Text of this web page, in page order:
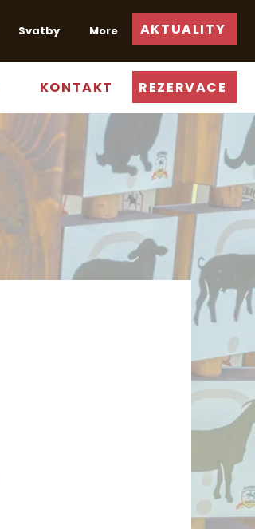
Svatby More AKTUALITY
KONTAKT REZERVACE